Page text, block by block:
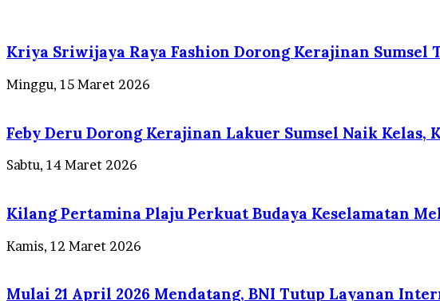
Kriya Sriwijaya Raya Fashion Dorong Kerajinan Sumsel
Minggu, 15 Maret 2026
Feby Deru Dorong Kerajinan Lakuer Sumsel Naik Kelas,
Sabtu, 14 Maret 2026
Kilang Pertamina Plaju Perkuat Budaya Keselamatan
Kamis, 12 Maret 2026
Mulai 21 April 2026 Mendatang, BNI Tutup Layanan